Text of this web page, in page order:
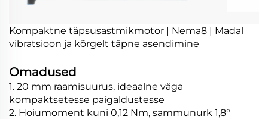
Kompaktne täpsusastmikmotor | Nema8 | Madal
vibratsioon ja kõrgelt täpne asendimine
Omadused
1. 20 mm raamisuurus, ideaalne väga
kompaktsetesse paigaldustesse
2. Hoiumoment kuni 0,12 Nm, sammunurk 1,8°